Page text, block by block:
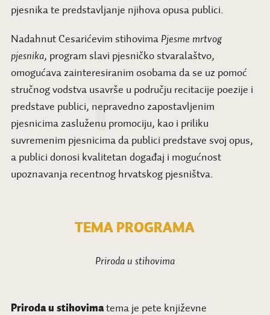
pjesnika te predstavljanje njihova opusa publici.
Nadahnut Cesarićevim stihovima Pjesme mrtvog
pjesnika, program slavi pjesničko stvaralaštvo,
omogućava zainteresiranim osobama da se uz pomoć
stručnog vodstva usavrše u području recitacije poezije i
predstave publici, nepravedno zapostavljenim
pjesnicima zasluženu promociju, kao i priliku
suvremenim pjesnicima da publici predstave svoj opus,
a publici donosi kvalitetan događaj i mogućnost
upoznavanja recentnog hrvatskog pjesništva.
TEMA PROGRAMA
Priroda u stihovima
Priroda u stihovimatema je pete književne